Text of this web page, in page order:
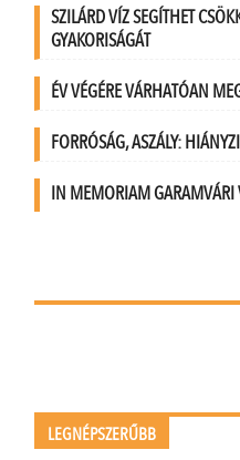
SZILÁRD VÍZ SEGÍTHET
GYAKORISÁGÁT
ÉV VÉGÉRE VÁRHATÓAN
FORRÓSÁG, ASZÁLY:
IN MEMORIAM
LEGNÉPSZERŰBB